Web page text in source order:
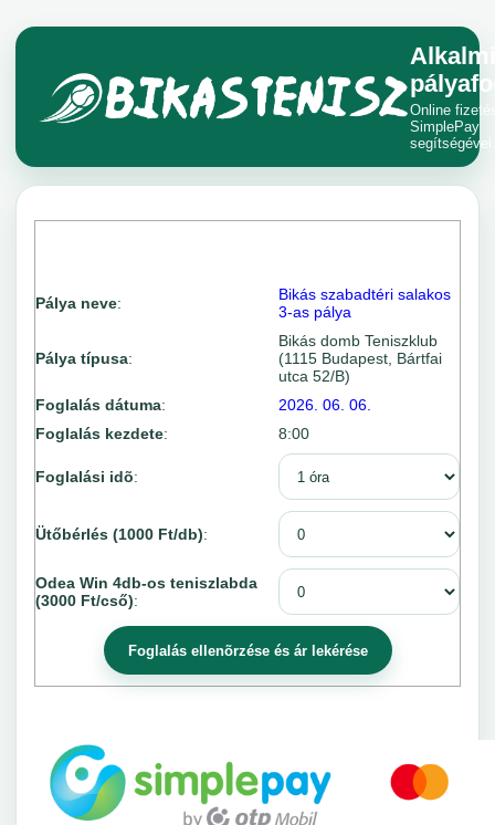
Alkalmi
Online
SimplePay
segítségével.
Pálya neve:
Bikás szabadtéri salakos
3-as pálya
Pálya típusa:
Bikás domb Teniszklub
(1115 Budapest, Bártfai
utca 52/B)
Foglalás dátuma:
2026. 06. 06.
Foglalás kezdete: 8:00
Foglalási idõ:
Ütőbérlés (1000 Ft/db):
Odea Win 4db-os teniszlabda
(3000 Ft/cső):